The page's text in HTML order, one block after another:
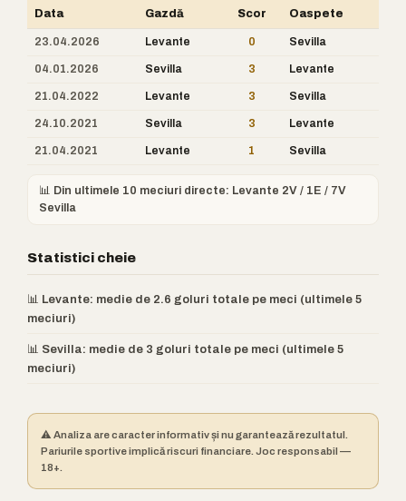
Data Gazdă Scor Oaspete
23.04.2026 Levante 0 Sevilla
04.01.2026 Sevilla 3 Levante
21.04.2022 Levante 3 Sevilla
24.10.2021 Sevilla 3 Levante
21.04.2021 Levante 1 Sevilla
📊 Din ultimele 10 meciuri directe: Levante 2V / 1E / 7V
Sevilla
Statistici cheie
📊 Levante: medie de 2.6 goluri totale pe meci (ultimele 5
meciuri)
📊 Sevilla: medie de 3 goluri totale pe meci (ultimele 5
meciuri)
⚠️ Analiza are caracter informativ și nu garantează rezultatul.
Pariurile sportive implică riscuri financiare. Joc responsabil —
18+.